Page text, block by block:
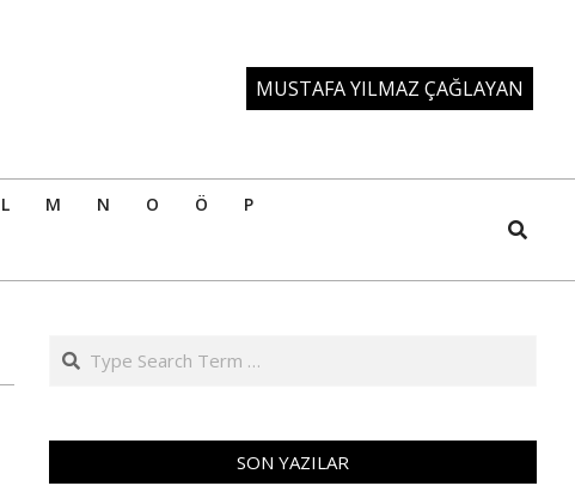
MUSTAFA YILMAZ ÇAĞLAYAN
L M N O Ö P
Search
Search
SON YAZILAR